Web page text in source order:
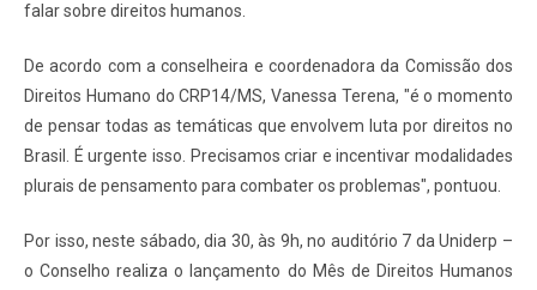
falar sobre direitos humanos.
De acordo com a conselheira e coordenadora da Comissão dos
Direitos Humano do CRP14/MS, Vanessa Terena, "é o momento
de pensar todas as temáticas que envolvem luta por direitos no
Brasil. É urgente isso. Precisamos criar e incentivar modalidades
plurais de pensamento para combater os problemas", pontuou.
Por isso, neste sábado, dia 30, às 9h, no auditório 7 da Uniderp –
o Conselho realiza o lançamento do Mês de Direitos Humanos